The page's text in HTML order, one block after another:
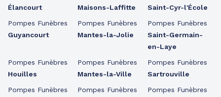
Élancourt
Pompes Funèbres
Guyancourt
Pompes Funèbres
Houilles
Pompes Funèbres
Maisons-Laffitte
Pompes Funèbres
Mantes-la-Jolie
Pompes Funèbres
Mantes-la-Ville
Pompes Funèbres
Saint-Cyr-l'École
Pompes Funèbres
Saint-Germain-
en-Laye
Pompes Funèbres
Sartrouville
Pompes Funèbres